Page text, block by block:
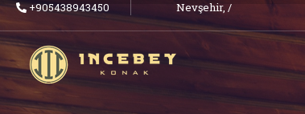
+905438943450 Nevşehir, /